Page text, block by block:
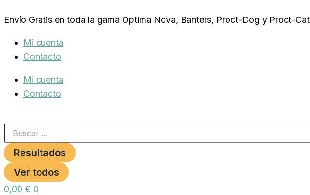
al
Envío Gratis en toda la gama Optima Nova, Banters, Proct-Dog y Proct-Cat
Mi cuenta
Contacto
Mi cuenta
Contacto
Resultados
Ver todos
0,00 € 0
VOLADERA
(81X54X157
cantidad